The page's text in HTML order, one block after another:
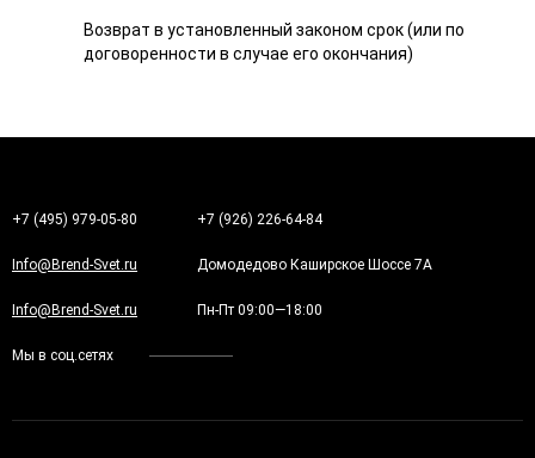
Возврат в установленный законом срок (или по
договоренности в случае его окончания)
+7 (495) 979-05-80 +7 (926) 226-64-84
Info@Brend-Svet.ru Домодедово Каширское Шоссе 7А
Info@Brend-Svet.ru Пн-Пт 09:00—18:00
Мы в соц.сетях